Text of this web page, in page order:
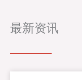
最新资讯